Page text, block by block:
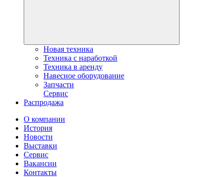
Новая техника
Техника с наработкой
Техника в аренду
Навесное оборудование
Запчасти
Сервис
Распродажа
О компании
История
Новости
Выставки
Сервис
Вакансии
Контакты